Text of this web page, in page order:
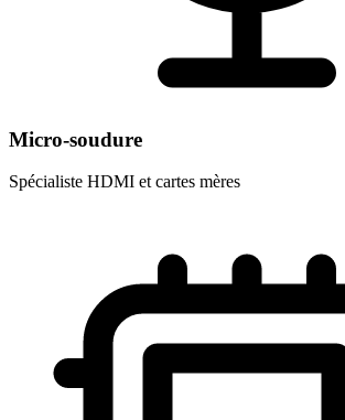
Micro-soudure
Spécialiste HDMI et cartes mères